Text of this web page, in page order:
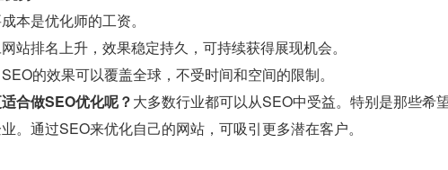
本是优化师的工资。
站排名上升，效果稳定持久，可持续获得展现机会。
SEO的效果可以覆盖全球，不受时间和空间的限制。
合做SEO优化呢？大多数行业都可以从SEO中受益。特别是那些希
。通过SEO来优化自己的网站，可吸引更多潜在客户。